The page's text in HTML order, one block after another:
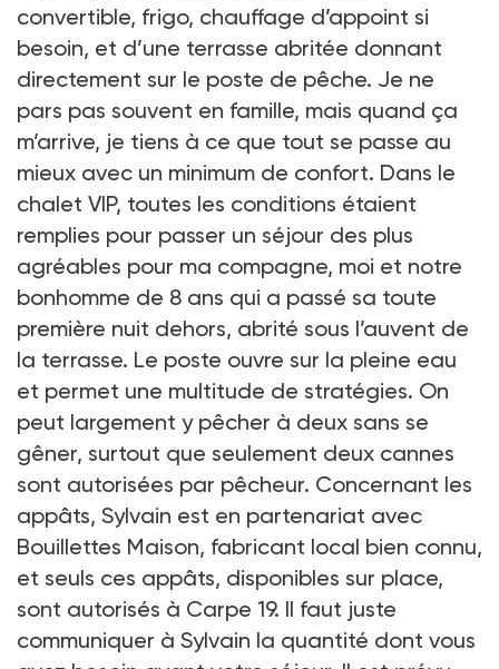
convertible, frigo, chauffage d’appoint si
besoin, et d’une terrasse abritée donnant
directement sur le poste de pêche. Je ne
pars pas souvent en famille, mais quand ça
m’arrive, je tiens à ce que tout se passe au
mieux avec un minimum de confort. Dans le
chalet VIP, toutes les conditions étaient
remplies pour passer un séjour des plus
agréables pour ma compagne, moi et notre
bonhomme de 8 ans qui a passé sa toute
première nuit dehors, abrité sous l’auvent de
la terrasse. Le poste ouvre sur la pleine eau
et permet une multitude de stratégies. On
peut largement y pêcher à deux sans se
gêner, surtout que seulement deux cannes
sont autorisées par pêcheur. Concernant les
appâts, Sylvain est en partenariat avec
Bouillettes Maison, fabricant local bien connu,
et seuls ces appâts, disponibles sur place,
sont autorisés à Carpe 19. Il faut juste
communiquer à Sylvain la quantité dont vous